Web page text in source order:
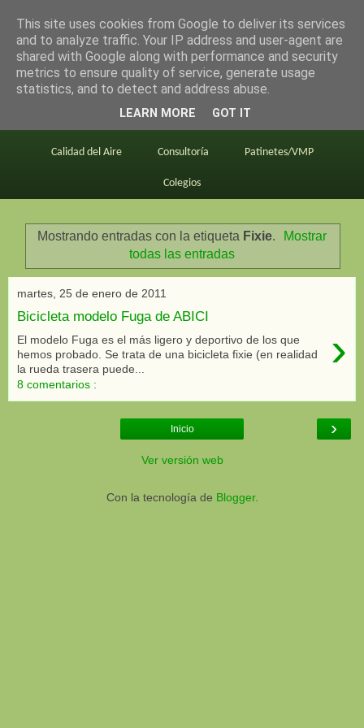
en bici por madrid
Este blog BiciMAD Primeros consejos
Calidad del Aire Consultoría Patinetes/VMP
Colegios
Mostrando entradas con la etiqueta Fixie.
Mostrar
todas las entradas
martes, 25 de enero de 2011
Bicicleta modelo Fuga de ABICI
›
El modelo Fuga es el más ligero y deportivo de los que
hemos probado. Se trata de una bicicleta fixie (en realidad
la rueda trasera puede...
8 comentarios :
›
Inicio
Ver versión web
Con la tecnología de Blogger.
This site uses cookies from Google to deliver its services
and to analyze traffic. Your IP address and user-agent are
shared with Google along with performance and security
metrics to ensure quality of service, generate usage
statistics, and to detect and address abuse.
LEARN MORE GOT IT